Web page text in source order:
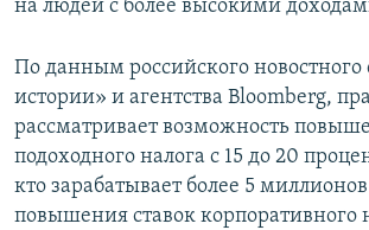
на людей с более высокими
По данным российского
истории» и агентства Bloomberg,
рассматривает возможность
подоходного налога с 15 до 20
кто зарабатывает более 5
повышения ставок корпоративного